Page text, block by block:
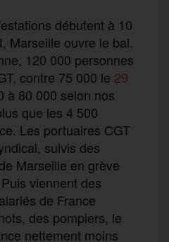
débutent à 10
Marseille ouvre le bal.
120 000 personnes
contre 75 000 le 29
à 80 000 selon nos
que les 4 500
Les portuaires CGT
suivis des
Marseille en grève
viennent des
de France
des pompiers, le
nettement moins